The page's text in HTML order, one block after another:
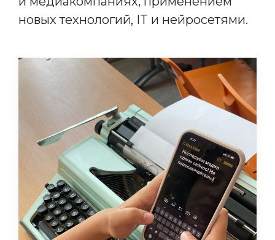
новых технологий, IT и нейросетями.